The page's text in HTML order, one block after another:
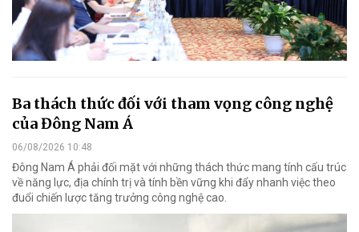
Ba thách thức đối với tham vọng công nghệ
của Đông Nam Á
06/08/2026 10:48
Đông Nam Á phải đối mặt với những thách thức mang tính cấu trúc
về năng lực, địa chính trị và tính bền vững khi đẩy nhanh việc theo
đuổi chiến lược tăng trưởng công nghệ cao.